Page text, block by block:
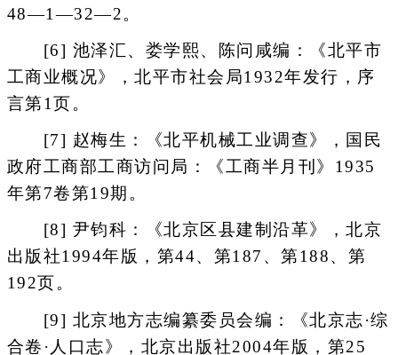
48—1—32—2。
[6] 池泽汇、娄学熙、陈问咸编：《北平市
工商业概况》，北平市社会局1932年发行，序
言第1页。
[7] 赵梅生：《北平机械工业调查》，国民
政府工商部工商访问局：《工商半月刊》1935
年第7卷第19期。
[8] 尹钧科：《北京区县建制沿革》，北京
出版社1994年版，第44、第187、第188、第
192页。
[9] 北京地方志编纂委员会编：《北京志·综
合卷·人口志》，北京出版社2004年版，第25